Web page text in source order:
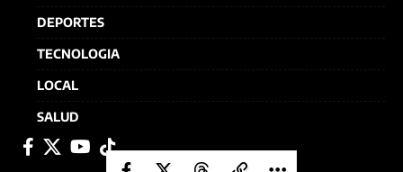
DEPORTES
TECNOLOGIA
LOCAL
SALUD